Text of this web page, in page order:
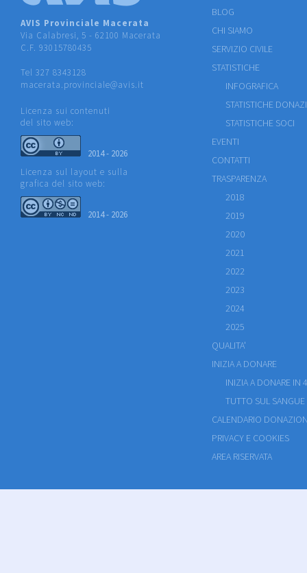
AVIS Provinciale Macerata
Via Calabresi, 5 - 62100 Macerata
C.F. 93015780435
Tel 327 8343128
macerata.provinciale@avis.it
Licenza sui contenuti
del sito web:
2014 - 2026
Licenza sul layout e sulla
grafica del sito web:
2014 - 2026
BLOG
CHI SIAMO
SERVIZIO CIVILE
STATISTICHE
INFOGRAFICA
STATISTICHE
STATISTICHE SOCI
EVENTI
CONTATTI
TRASPARENZA
2018
2019
2020
2021
2022
2023
2024
2025
QUALITA'
INIZIA A DONARE
INIZIA A DONARE IN
TUTTO SUL SANGUE
CALENDARIO
PRIVACY E COOKIES
AREA RISERVATA